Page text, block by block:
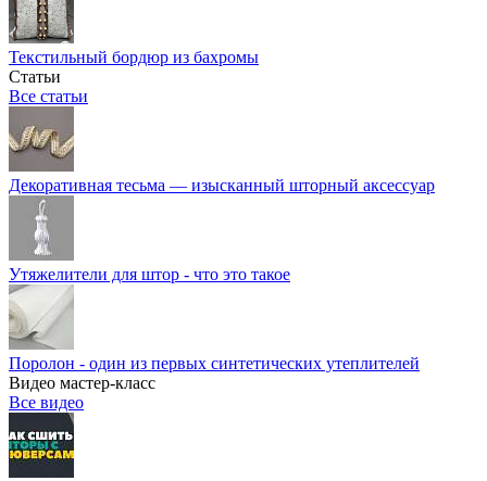
Текстильный бордюр из бахромы
Статьи
Все статьи
Декоративная тесьма — изысканный шторный аксессуар
Утяжелители для штор - что это такое
Поролон - один из первых синтетических утеплителей
Видео мастер-класс
Все видео